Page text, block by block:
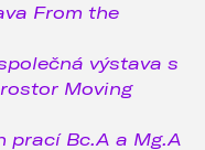
From the
výstava s
Moving
prací Bc.A a Mg.A